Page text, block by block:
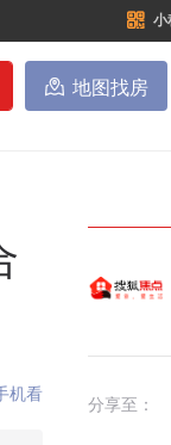
 小
 地图找房
机看
分享至：